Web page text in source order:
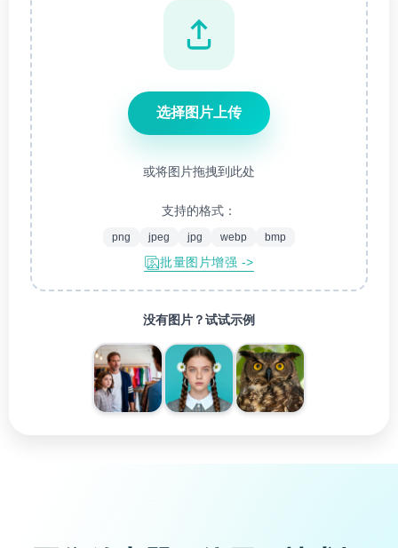
选择图片上传
或将图片拖拽到此处
支持的格式：
png jpeg jpg webp bmp
批量图片增强 ->
没有图片？试试示例